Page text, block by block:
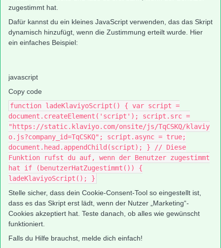
zugestimmt hat.
Dafür kannst du ein kleines JavaScript verwenden, das das Skript
dynamisch hinzufügt, wenn die Zustimmung erteilt wurde. Hier
ein einfaches Beispiel:
javascript
Copy code
function ladeKlaviyoScript() { var script =
document.createElement('script'); script.src =
"https://static.klaviyo.com/onsite/js/TqCSKQ/klaviy
o.js?company_id=TqCSKQ"; script.async = true;
document.head.appendChild(script); } // Diese
Funktion rufst du auf, wenn der Benutzer zugestimmt
hat if (benutzerHatZugestimmt()) {
ladeKlaviyoScript(); }
Stelle sicher, dass dein Cookie-Consent-Tool so eingestellt ist,
dass es das Skript erst lädt, wenn der Nutzer „Marketing“-
Cookies akzeptiert hat. Teste danach, ob alles wie gewünscht
funktioniert.
Falls du Hilfe brauchst, melde dich einfach!